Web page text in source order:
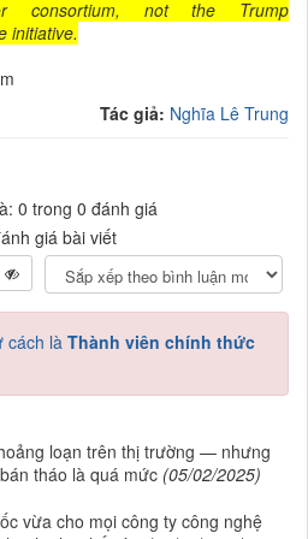
consortium, not the Trump
initiative.
Tác giả: Nghĩa Lê Trung
0 trong 0 đánh giá
giá bài viết
cách là Thành viên chính thức
loạn trên thị trường — nhưng
tháo là quá mức (05/02/2025)
vừa cho mọi công ty công nghệ